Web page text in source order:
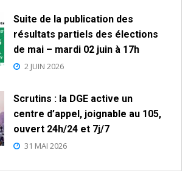
Suite de la publication des
résultats partiels des élections
de mai – mardi 02 juin à 17h
2 JUIN 2026
Scrutins : la DGE active un
centre d’appel, joignable au 105,
ouvert 24h/24 et 7j/7
31 MAI 2026